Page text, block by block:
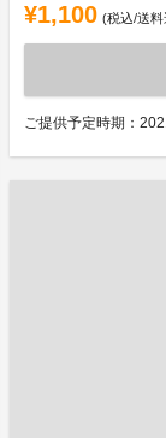
¥1,100 (税込/送料
ご提供予定時期：